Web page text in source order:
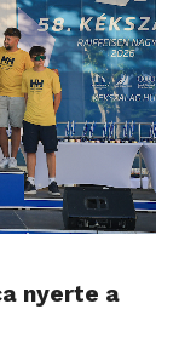
nyerte a